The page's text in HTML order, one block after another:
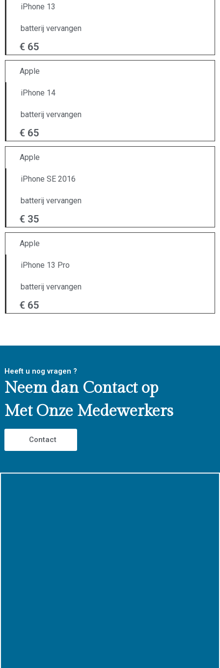
iPhone 13
batterij vervangen
€ 65
Apple
iPhone 14
batterij vervangen
€ 65
Apple
iPhone SE 2016
batterij vervangen
€ 35
Apple
iPhone 13 Pro
batterij vervangen
€ 65
Heeft u nog vragen ?
Neem dan Contact op
Met Onze Medewerkers
Contact